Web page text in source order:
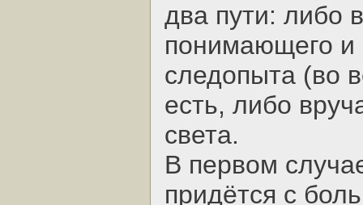
два пути: либо
понимающего и
следопыта (во
есть, либо
света.
В первом
придётся с